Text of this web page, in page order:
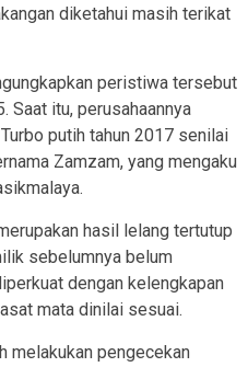
diketahui masih terikat
peristiwa tersebut
Saat itu, perusahaannya
putih tahun 2017 senilai
Zamzam, yang mengaku
hasil lelang tertutup
sebelumnya belum
dengan kelengkapan
mata dinilai sesuai.
melakukan pengecekan